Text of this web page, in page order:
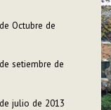
Octubre de
setiembre de
julio de 2013